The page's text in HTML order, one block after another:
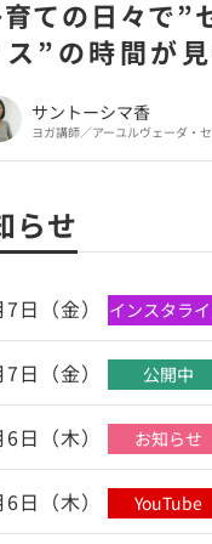
ての日々で”
ス”の時間が
サントーシマ香
ヨガ講師／アーユルヴェーダ・
らせ
日（金） インスタラ
日（金） 公開中
日（木） お知らせ
日（木） YouTube